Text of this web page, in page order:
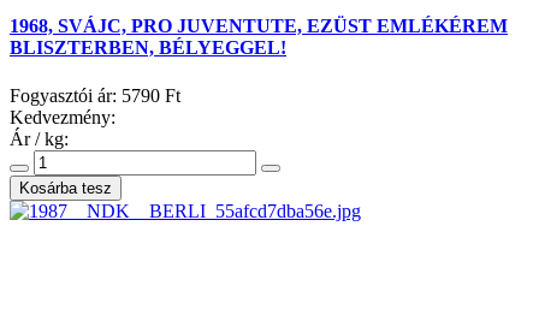
1968, SVÁJC, PRO JUVENTUTE, EZÜST EMLÉKÉREM
BLISZTERBEN, BÉLYEGGEL!
Fogyasztói ár: 5790 Ft
Kedvezmény:
Ár / kg: